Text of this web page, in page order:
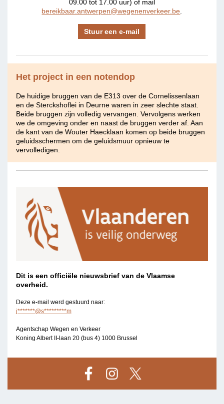
09.00 tot 17.00 uur) of mail
bereikbaar.antwerpen@wegenenverkeer.be
Stuur een e-mail
Het project in een notendop
De huidige bruggen van de E313 over de Cornelissenlaan
en de Sterckshoflei in Deurne waren in zeer slechte staat.
Beide bruggen zijn volledig vervangen. Vervolgens werken
we de omgeving onder en naast de bruggen verder af. Aan
de kant van de Wouter Haecklaan komen op beide bruggen
geluidsschermen om de geluidsmuur opnieuw te
vervolledigen.
Dit is een officiële nieuwsbrief van de Vlaamse
overheid.
Deze e-mail werd gestuurd naar:
j*******@s*********m
Agentschap Wegen en Verkeer
Koning Albert II-laan 20 (bus 4) 1000 Brussel